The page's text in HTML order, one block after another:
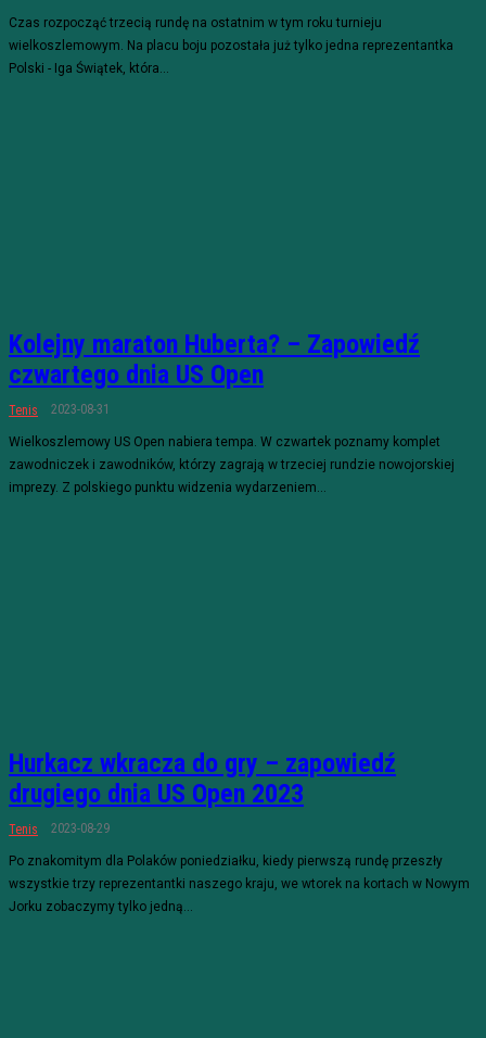
Czas rozpocząć trzecią rundę na ostatnim w tym roku turnieju
wielkoszlemowym. Na placu boju pozostała już tylko jedna reprezentantka
Polski - Iga Świątek, która...
Kolejny maraton Huberta? – Zapowiedź
czwartego dnia US Open
Tenis 2023-08-31
Wielkoszlemowy US Open nabiera tempa. W czwartek poznamy komplet
zawodniczek i zawodników, którzy zagrają w trzeciej rundzie nowojorskiej
imprezy. Z polskiego punktu widzenia wydarzeniem...
Hurkacz wkracza do gry – zapowiedź
drugiego dnia US Open 2023
Tenis 2023-08-29
Po znakomitym dla Polaków poniedziałku, kiedy pierwszą rundę przeszły
wszystkie trzy reprezentantki naszego kraju, we wtorek na kortach w Nowym
Jorku zobaczymy tylko jedną...